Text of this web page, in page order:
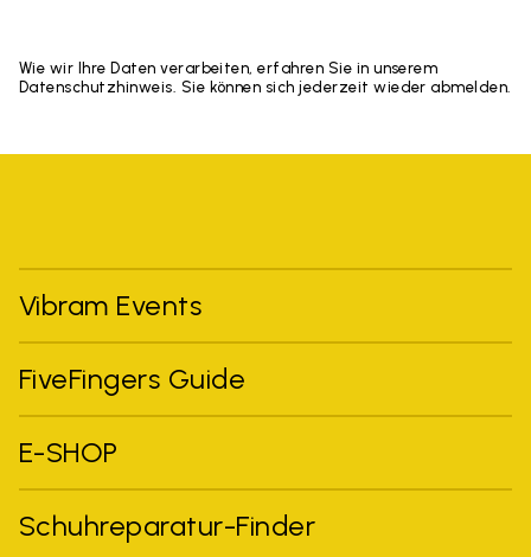
Wie wir Ihre Daten verarbeiten, erfahren Sie in unserem
Datenschutzhinweis. Sie können sich jederzeit wieder abmelden.
Vibram Events
FiveFingers Guide
E-SHOP
Schuhreparatur-Finder